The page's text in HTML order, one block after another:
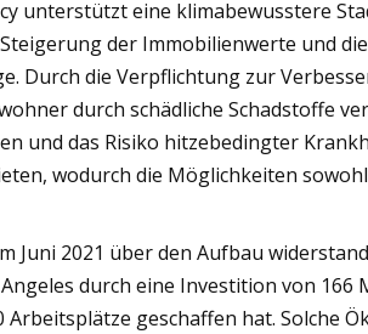
unterstützt eine klimabewusstere
der Immobilienwerte und
Durch die Verpflichtung zur
durch schädliche Schadstoffe
und das Risiko hitzebedingter
wodurch die Möglichkeiten
Juni 2021 über den Aufbau
Angeles durch eine Investition von
Arbeitsplätze geschaffen hat.